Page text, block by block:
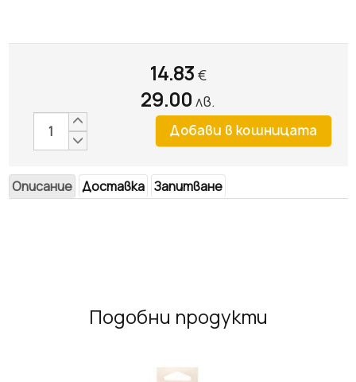
14.83 €
29.00 лв.
Описание Доставка Запитване
Подобни продукти